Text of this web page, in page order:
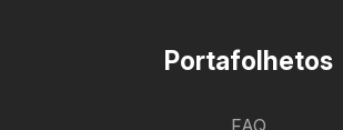
Portafolhetos
FAQ